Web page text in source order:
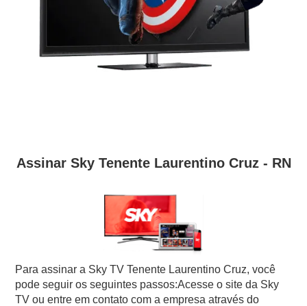
Assinar Sky Tenente Laurentino Cruz - RN
Para assinar a Sky TV Tenente Laurentino Cruz, você
pode seguir os seguintes passos:Acesse o site da Sky
TV ou entre em contato com a empresa através do